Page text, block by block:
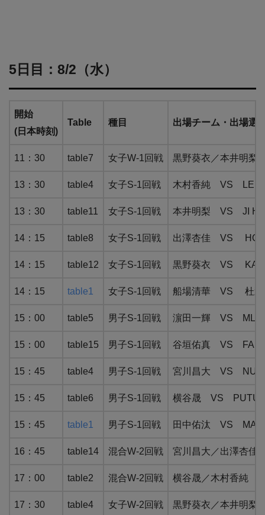
5日目：8/2（水）
開始
(日本時刻)
Table 種目 出場チーム・出場選
11：30 table7 女子W-1回戦 黒野葵衣／本井明
13：30 table4 女子S-1回戦 木村香純 VS LEE
13：30 table11 女子S-1回戦 本井明梨 VS JI
14：15 table8 女子S-1回戦 出澤杏佳 VS
14：15 table12 女子S-1回戦 黒野葵衣 VS
14：15 table1 女子S-1回戦 船場清華 VS 杜凱
15：00 table5 男子S-1回戦 濵田一輝 VS
15：00 table15 男子S-1回戦 谷垣佑真 VS
15：45 table4 男子S-1回戦 宮川昌大 VS
15：45 table6 男子S-1回戦 横谷晟 VS
15：45 table1 男子S-1回戦 田中佑汰 VS MAK
16：45 table14 混合W-2回戦 宮川昌大／出澤杏
17：00 table2 混合W-2回戦 横谷晟／木村香純
17：30 table4 女子W-2回戦 黒野葵衣／本井明